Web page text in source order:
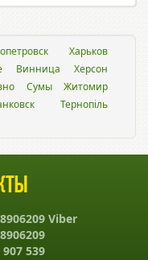
Харьков
Винница
Херсон
Сумы
Житомир
Тернопіль
Viber
539